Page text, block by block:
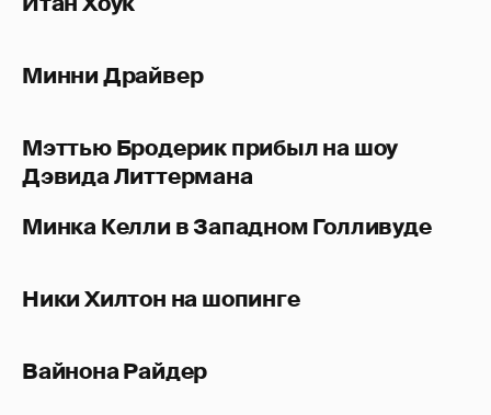
Минни Драйвер
Мэттью Бродерик прибыл на шоу
Дэвида Литтермана
Минка Келли в Западном Голливуде
Ники Хилтон на шопинге
Вайнона Райдер